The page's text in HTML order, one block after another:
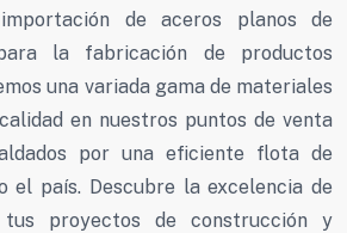
de aceros planos de
la fabricación de productos
una variada gama de materiales
en nuestros puntos de venta
por una eficiente flota de
el país. Descubre la excelencia de
tus proyectos de construcción y